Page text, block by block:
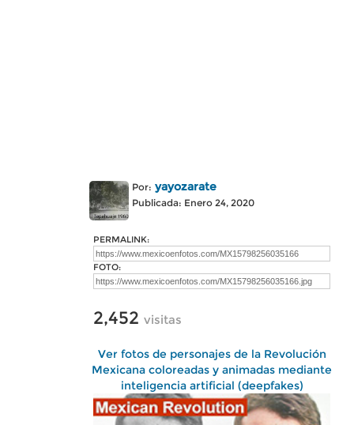
Por: yayozarate
Publicada: Enero 24, 2020
PERMALINK:
FOTO:
2,452 visitas
Ver fotos de personajes de la Revolución
Mexicana coloreadas y animadas mediante
inteligencia artificial (deepfakes)